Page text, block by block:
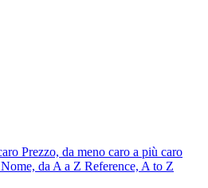
Prezzo, da meno caro a più caro
Nome, da A a Z Reference, A to Z